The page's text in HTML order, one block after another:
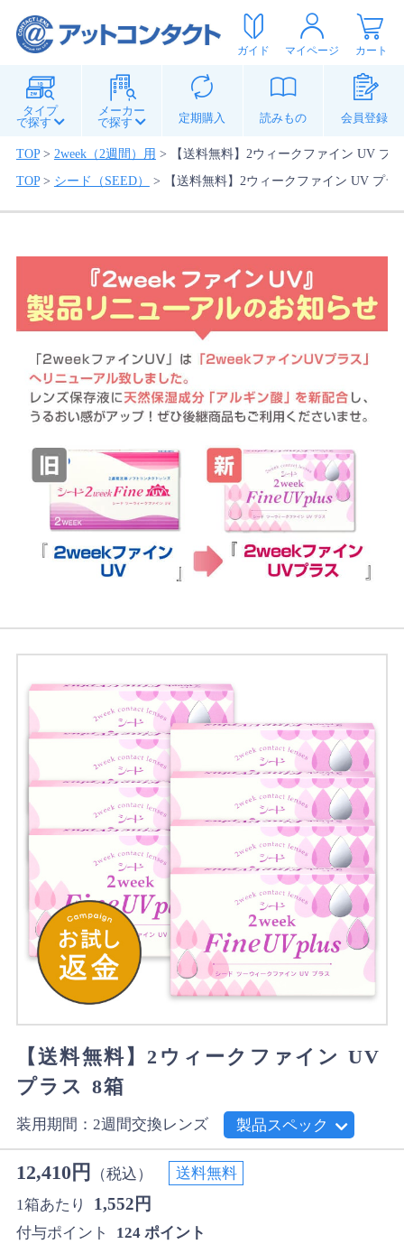
ガイド マイページ カート
タイプ
で探す
メーカー
で探す
定期購入 読みもの 会員登録
TOP> 2week（2週間）用 >
【送料無料】2ウィークファイン UV プ
TOP> シード（SEED） > 【送料無料】2ウィークファイン UV プラ
【送料無料】2ウィークファイン UV
プラス 8箱
装用期間：2週間交換レンズ 製品スペック
12,410円 （税込）
送料無料
1箱あたり
1,552円
付与ポイント 124 ポイント